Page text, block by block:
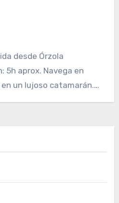
desde Órzola
5h aprox. Navega en
un lujoso catamarán.…